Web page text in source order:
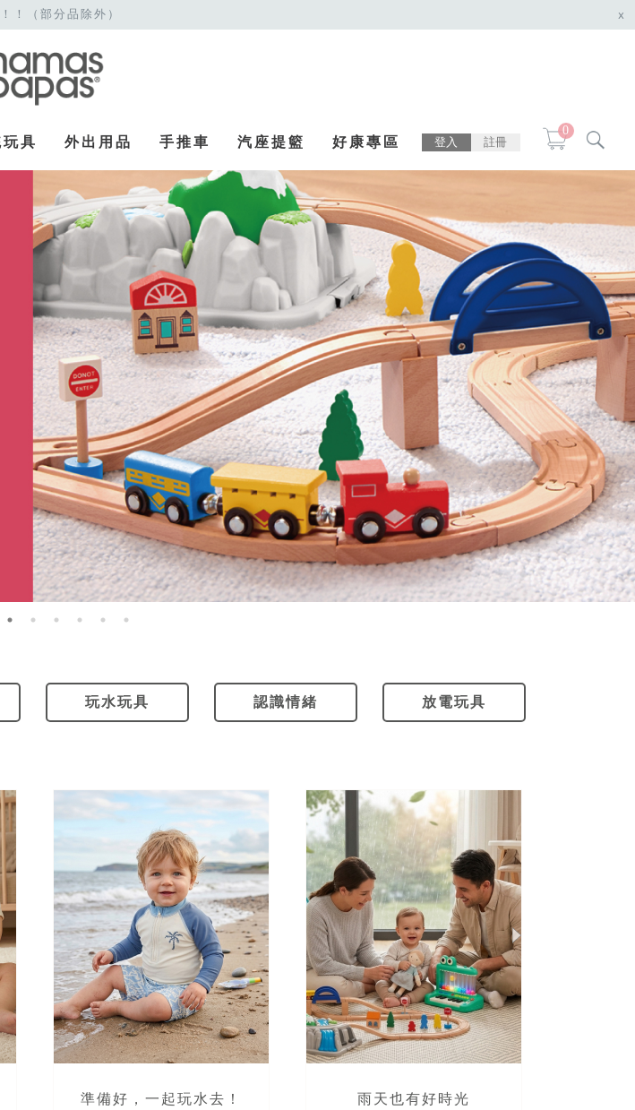
！（部分品除外） x
具 外出用品 手推車 汽座提籃 好康專區 登入 註冊
0
玩水玩具 認識情緒 放電玩具
準備好，一起玩水去！ 雨天也有好時光